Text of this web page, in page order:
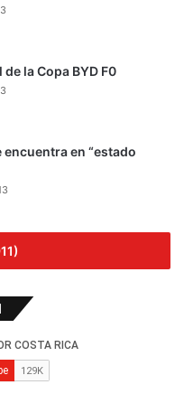
la Copa BYD F0
en “estado